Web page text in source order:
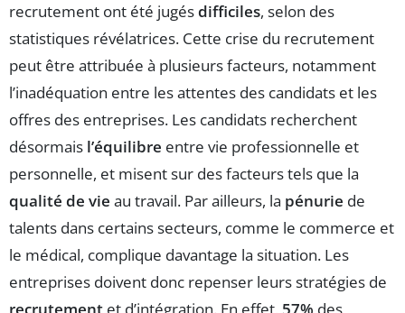
recrutement ont été jugésdifficiles, selon des
statistiques révélatrices. Cette crise du recrutement
peut être attribuée à plusieurs facteurs, notamment
l’inadéquation entre les attentes des candidats et les
offres des entreprises. Les candidats recherchent
désormais l’équilibre entre vie professionnelle et
personnelle, et misent sur des facteurs tels que la
qualité de vie au travail. Par ailleurs, la pénurie de
talents dans certains secteurs, comme le commerce et
le médical, complique davantage la situation. Les
entreprises doivent donc repenser leurs stratégies de